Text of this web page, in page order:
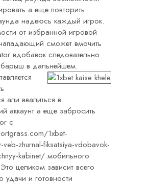
а еще повторить
надеюсь каждый игрок.
от избранной игровой
сможет вмочить
вдобавок следовательно
в дальнейшем.
али ввалиться в
аккаунт а еще забросить
с
1xbet-
veb-zhurnal-fiksatsiya-vdobavok-
kabinet/ мобильного
целиком зависит всего
удачи и готовности